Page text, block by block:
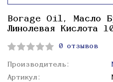
Borage Oil, Масло
Линолевая Кислота
0 отзывов
Производитель:
Артикул: